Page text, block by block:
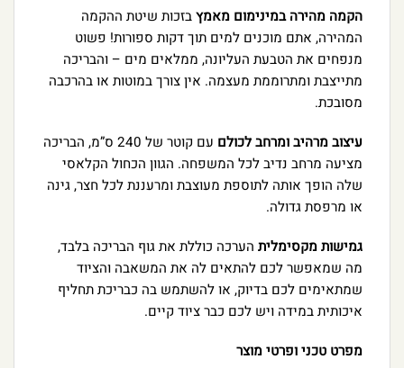
הקמה מהירה במינימום מאמץבזכות שיטת ההקמה
המהירה, אתם מוכנים למים תוך דקות ספורות! פשוט
מנפחים את הטבעת העליונה, ממלאים מים – והבריכה
מתייצבת ומתרוממת מעצמה. אין צורך במוטות או בהרכבה
מסובכת.
עיצוב מרהיב ומרחב לכולם
עם קוטר של 240 ס”מ, הבריכה
מציעה מרחב נדיב לכל המשפחה. הגוון הכחול הקלאסי
שלה הופך אותה לתוספת מעוצבת ומרעננת לכל חצר, גינה
או מרפסת גדולה.
גמישות מקסימלית הערכה כוללת את גוף הבריכה בלבד,
מה שמאפשר לכם להתאים לה את המשאבה והציוד
שמתאימים לכם בדיוק, או להשתמש בה כבריכת תחליף
איכותית במידה ויש לכם כבר ציוד קיים.
מפרט טכני ופרטי מוצר